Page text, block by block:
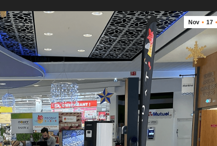
Nov 17